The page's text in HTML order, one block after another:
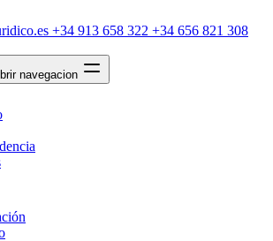
+34 913 658 322 +34 656 821 308
navegacion